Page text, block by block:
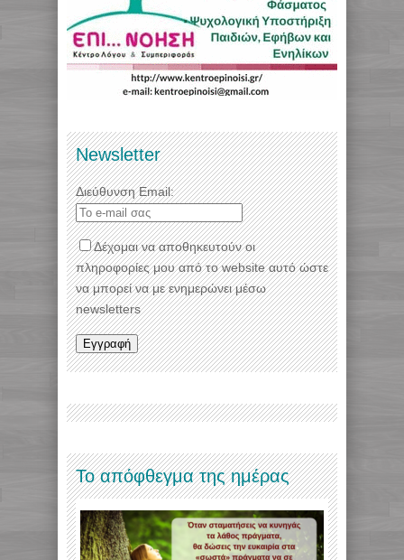
Newsletter
Διεύθυνση Email:
Δέχομαι να αποθηκευτούν οι
πληροφορίες μου από το website αυτό ώστε
να μπορεί να με ενημερώνει μέσω
newsletters
Το απόφθεγμα της ημέρας